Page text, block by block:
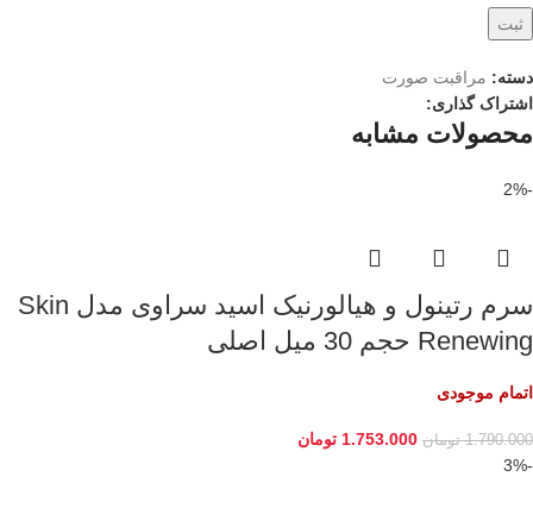
دسته: مراقبت صورت
اشتراک گذاری:
محصولات مشابه
-2%
سرم رتینول و هیالورنیک اسید سراوی مدل Skin
Renewing حجم 30 میل اصلی
اتمام موجودی
1.790.000 تومان 1.753.000 تومان
-3%